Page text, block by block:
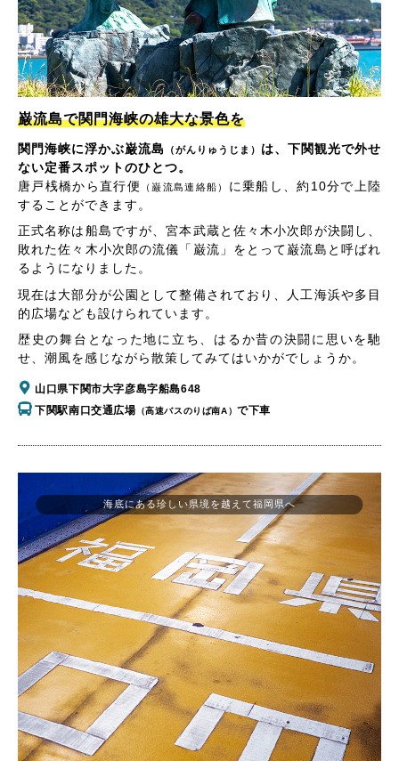
巌流島で関門海峡の雄大な景色を
関門海峡に浮かぶ巌流島 （がんりゅうじま） は、下関観光で外せ
ない定番スポットのひとつ。
唐戸桟橋から直行便
（巌流島連絡船）
に乗船し、約10分で上陸
することができます。
正式名称は船島ですが、宮本武蔵と佐々木小次郎が決闘し、
敗れた佐々木小次郎の流儀「巌流」をとって巌流島と呼ばれ
るようになりました。
現在は大部分が公園として整備されており、人工海浜や多目
的広場なども設けられています。
歴史の舞台となった地に立ち、はるか昔の決闘に思いを馳
せ、潮風を感じながら散策してみてはいかがでしょうか。
山口県下関市大字彦島字船島648
下関駅南口交通広場 （高速バスのりば南A）で下車
海底にある珍しい県境を越えて福岡県へ